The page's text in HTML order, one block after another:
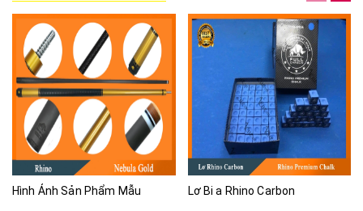
Hình Ảnh Sản Phẩm Mẫu Lơ Bi a Rhino Carbon